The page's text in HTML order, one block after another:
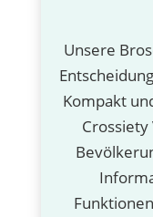
Unsere
Kompakt